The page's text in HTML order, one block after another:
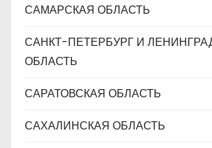
САМАРСКАЯ ОБЛАСТЬ
САНКТ-ПЕТЕРБУРГ И
ОБЛАСТЬ
САРАТОВСКАЯ ОБЛАСТЬ
САХАЛИНСКАЯ ОБЛАСТЬ